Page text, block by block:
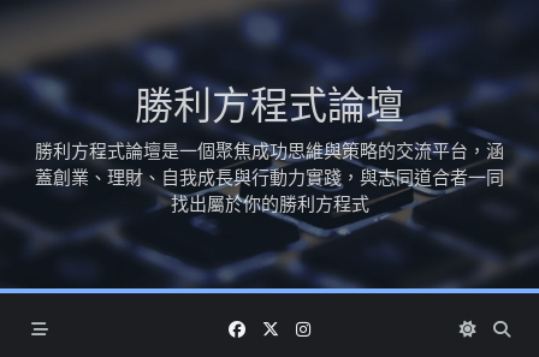
Skip
content
勝利方程式論壇
勝利方程式論壇是一個聚焦成功思維與策略的交流平台，涵
蓋創業、理財、自我成長與行動力實踐，與志同道合者一同
找出屬於你的勝利方程式